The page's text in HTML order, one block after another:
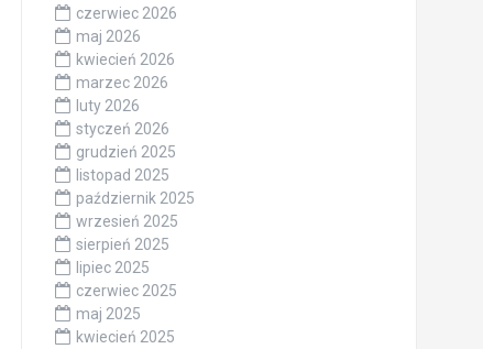
czerwiec 2026
maj 2026
kwiecień 2026
marzec 2026
luty 2026
styczeń 2026
grudzień 2025
listopad 2025
październik 2025
wrzesień 2025
sierpień 2025
lipiec 2025
czerwiec 2025
maj 2025
kwiecień 2025